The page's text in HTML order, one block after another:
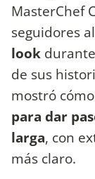
MasterChef
seguidores
look
de sus
mostró
para dar
larga, con
más claro.